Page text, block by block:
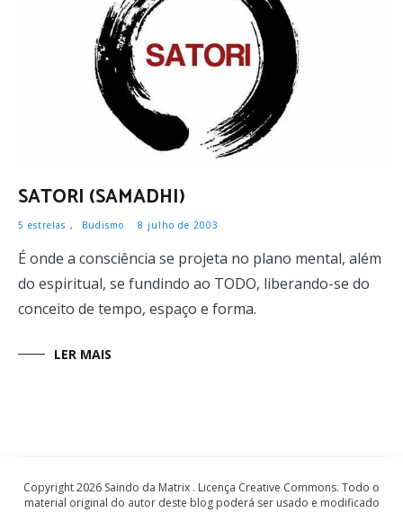
SATORI (SAMADHI)
5 estrelas , Budismo 8 julho de 2003
É onde a consciência se projeta no plano mental, além
do espiritual, se fundindo ao TODO, liberando-se do
conceito de tempo, espaço e forma.
LER MAIS
Copyright 2026 Saindo da Matrix . Licença Creative Commons. Todo o
material original do autor deste blog poderá ser usado e modificado